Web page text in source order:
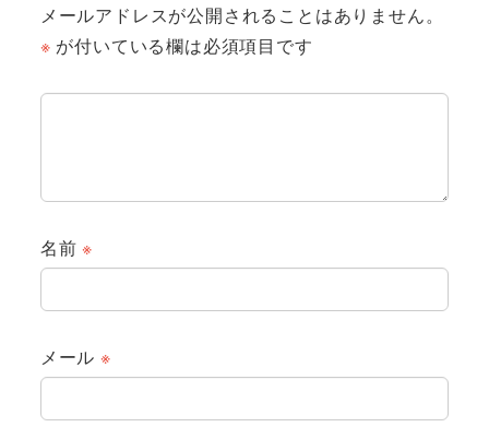
メールアドレスが公開されることはありません。
※ が付いている欄は必須項目です
名前※
メール ※